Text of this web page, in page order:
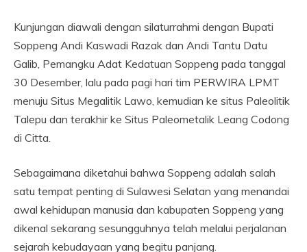
Kunjungan diawali dengan silaturrahmi dengan Bupati
Soppeng Andi Kaswadi Razak dan Andi Tantu Datu
Galib, Pemangku Adat Kedatuan Soppeng pada tanggal
30 Desember, lalu pada pagi hari tim PERWIRA LPMT
menuju Situs Megalitik Lawo, kemudian ke situs Paleolitik
Talepu dan terakhir ke Situs Paleometalik Leang Codong
di Citta.
Sebagaimana diketahui bahwa Soppeng adalah salah
satu tempat penting di Sulawesi Selatan yang menandai
awal kehidupan manusia dan kabupaten Soppeng yang
dikenal sekarang sesungguhnya telah melalui perjalanan
sejarah kebudayaan yang begitu panjang.